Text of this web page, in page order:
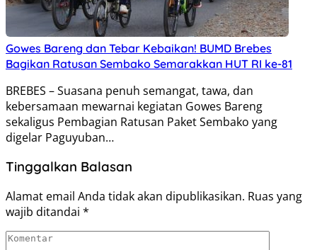
Gowes Bareng dan Tebar Kebaikan! BUMD Brebes
Bagikan Ratusan Sembako Semarakkan HUT RI ke-81
BREBES – Suasana penuh semangat, tawa, dan
kebersamaan mewarnai kegiatan Gowes Bareng
sekaligus Pembagian Ratusan Paket Sembako yang
digelar Paguyuban…
Tinggalkan Balasan
Alamat email Anda tidak akan dipublikasikan. Ruas yang
wajib ditandai *